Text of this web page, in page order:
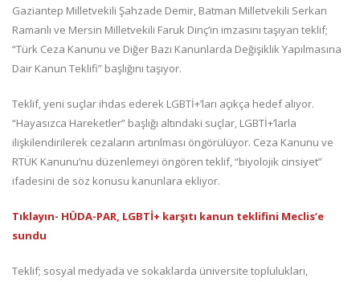
Gaziantep Milletvekili Şahzade Demir, Batman Milletvekili Serkan
Ramanlı ve Mersin Milletvekili Faruk Dinç’in imzasını taşıyan teklif;
“Türk Ceza Kanunu ve Diğer Bazı Kanunlarda Değişiklik Yapılmasına
Dair Kanun Teklifi” başlığını taşıyor.
Teklif, yeni suçlar ihdas ederek LGBTİ+’ları açıkça hedef alıyor.
“Hayasızca Hareketler” başlığı altındaki suçlar, LGBTİ+’larla
ilişkilendirilerek cezaların artırılması öngörülüyor. Ceza Kanunu ve
RTÜK Kanunu’nu düzenlemeyi öngören teklif, “biyolojik cinsiyet”
ifadesini de söz konusu kanunlara ekliyor.
Tıklayın- HÜDA-PAR, LGBTİ+ karşıtı kanun teklifini Meclis’e
sundu
Teklif; sosyal medyada ve sokaklarda üniversite toplulukları,